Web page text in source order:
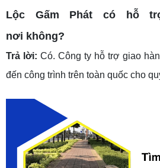
Lộc Gấm Phát có hỗ
nơi không?
Trả lời: Có. Công ty hỗ trợ giao
đến công trình trên toàn quốc cho